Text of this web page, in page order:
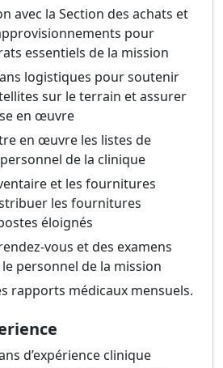
avec la Section des achats et
pour
essentiels de la mission
logistiques pour soutenir
sur le terrain et assurer
en œuvre
en œuvre les listes de
de la clinique
et les fournitures
les fournitures
éloignés
vous et des examens
personnel de la mission
rapports médicaux mensuels.
d’expérience clinique